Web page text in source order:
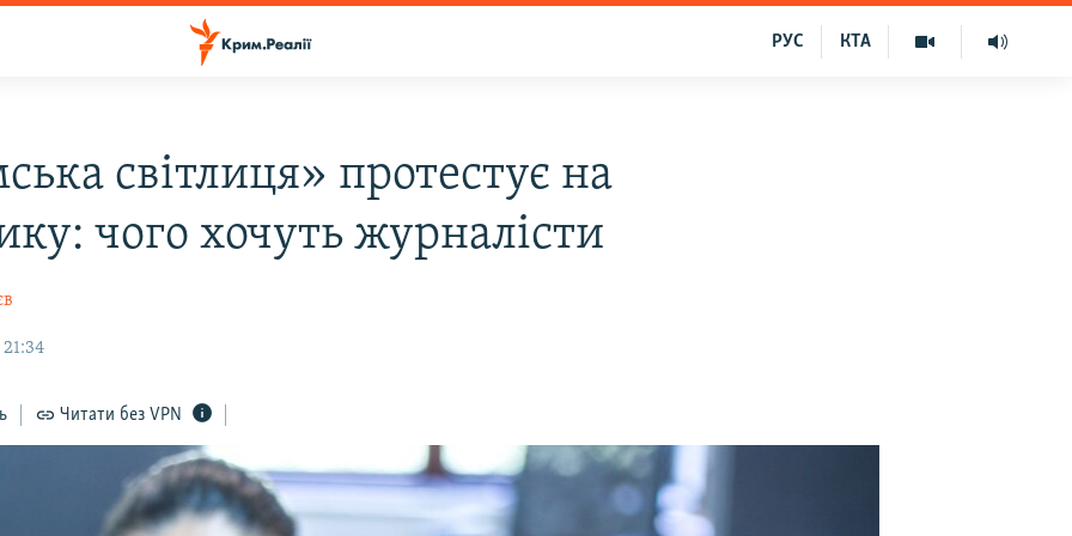
КТА
РУС
світлиця» протестує на
чого хочуть журналісти
Читати без VPN